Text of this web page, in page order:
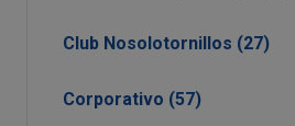
Club Nosolotornillos (27)
Corporativo (57)